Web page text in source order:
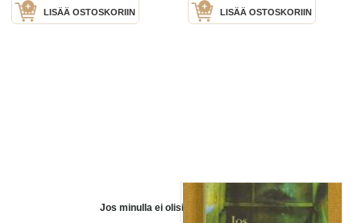
LISÄÄ OSTOSKORIIN LISÄÄ OSTOSKORIIN
Jos minulla ei olisi rakkautta